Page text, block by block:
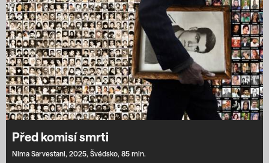
Před komisí smrti
Nima Sarvestani, 2025, Švédsko, 85 min.